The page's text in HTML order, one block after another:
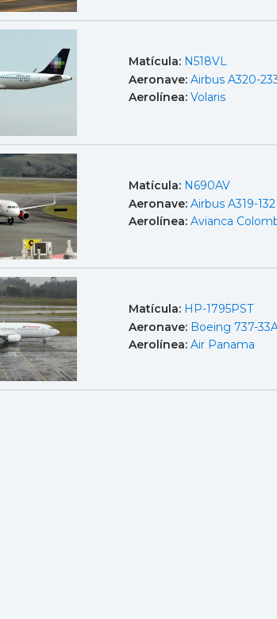
Matícula: N518VL
Aeronave: Airbus A320-
Aerolínea: Volaris
Matícula: N690AV
Aeronave: Airbus A319-132
Aerolínea: Avianca
Matícula: HP-1795PST
Aeronave: Boeing 737-
Aerolínea: Air Panama